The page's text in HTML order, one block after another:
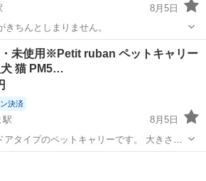
8月5日
ちんとしまりません。
駅 その他
未使用※Petit ruban ペットキャリー
犬 猫 PM5…
決済
駅
8月5日
タイプのペットキャリーです。 大きさを
したが、使用はしておりませんのでほぼ新